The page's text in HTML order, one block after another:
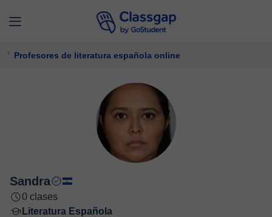
Profesores de literatura española online
Sandra
0 clases
Literatura Española